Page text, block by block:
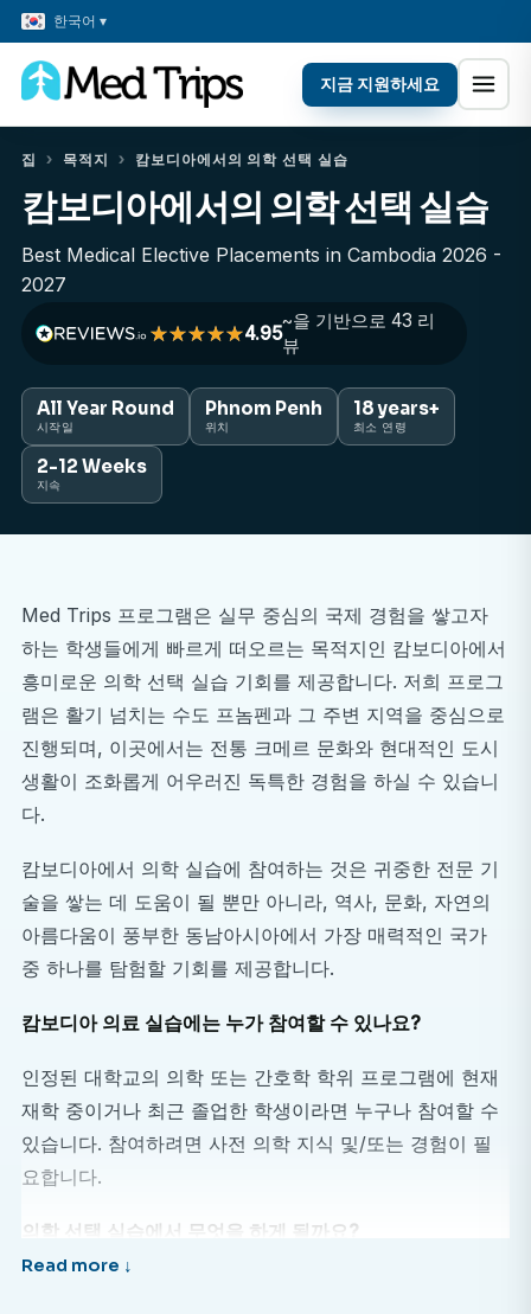
한국어 ▾
지금 지원하세요
집 › 목적지 › 캄보디아에서의 의학 선택 실습
캄보디아에서의 의학 선택 실습
Best Medical Elective Placements in Cambodia 2026 -
2027
4.95
~을 기반으로 43 리
뷰
All Year Round
시작일
Phnom Penh
위치
18 years+
최소 연령
2-12 Weeks
지속
Med Trips 프로그램은 실무 중심의 국제 경험을 쌓고자
하는 학생들에게 빠르게 떠오르는 목적지인 캄보디아에서
흥미로운 의학 선택 실습 기회를 제공합니다. 저희 프로그
램은 활기 넘치는 수도 프놈펜과 그 주변 지역을 중심으로
진행되며, 이곳에서는 전통 크메르 문화와 현대적인 도시
생활이 조화롭게 어우러진 독특한 경험을 하실 수 있습니
다.
캄보디아에서 의학 실습에 참여하는 것은 귀중한 전문 기
술을 쌓는 데 도움이 될 뿐만 아니라, 역사, 문화, 자연의
아름다움이 풍부한 동남아시아에서 가장 매력적인 국가
중 하나를 탐험할 기회를 제공합니다.
캄보디아 의료 실습에는 누가 참여할 수 있나요?
인정된 대학교의 의학 또는 간호학 학위 프로그램에 현재
재학 중이거나 최근 졸업한 학생이라면 누구나 참여할 수
있습니다. 참여하려면 사전 의학 지식 및/또는 경험이 필
요합니다.
의학 선택 실습에서 무엇을 하게 될까요?